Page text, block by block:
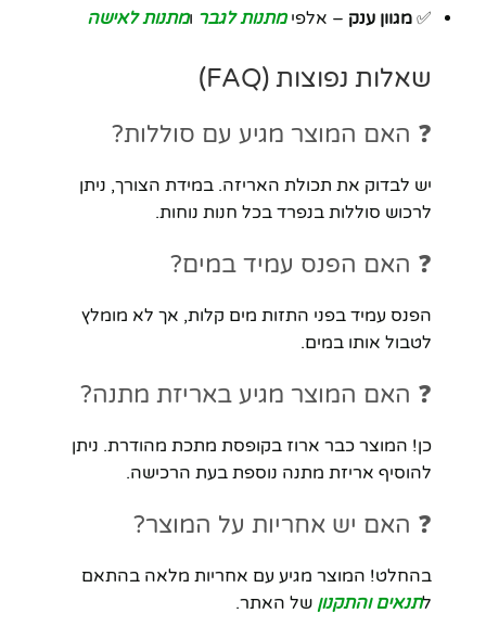
✅ מגוון ענק – אלפימתנות לגבר ומתנות לאישה
שאלות נפוצות (FAQ)
❓ האם המוצר מגיע עם סוללות?
יש לבדוק את תכולת האריזה. במידת הצורך, ניתן
לרכוש סוללות בנפרד בכל חנות נוחות.
❓ האם הפנס עמיד במים?
הפנס עמיד בפני התזות מים קלות, אך לא מומלץ
לטבול אותו במים.
❓ האם המוצר מגיע באריזת מתנה?
כן! המוצר כבר ארוז בקופסת מתכת מהודרת. ניתן
להוסיף אריזת מתנה נוספת בעת הרכישה.
❓ האם יש אחריות על המוצר?
בהחלט! המוצר מגיע עם אחריות מלאה בהתאם
לתנאים והתקנון של האתר.